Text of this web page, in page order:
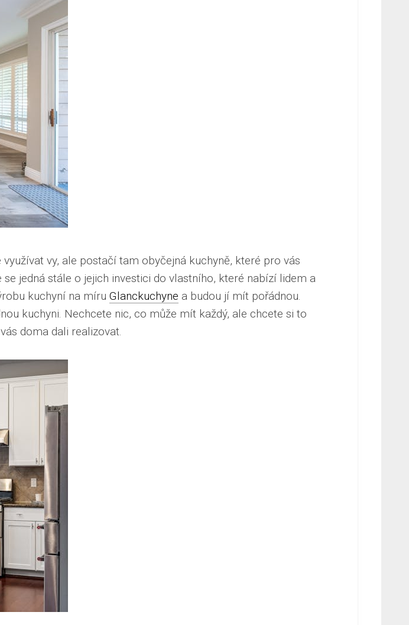
vy, ale postačí tam obyčejná kuchyně, které pro vás
jedná stále o jejich investici do vlastního, které nabízí lidem a
kuchyní na míru Glanckuchyne a budou jí mít pořádnou.
kuchyni. Nechcete nic, co může mít každý, ale chcete si to
doma dali realizovat.